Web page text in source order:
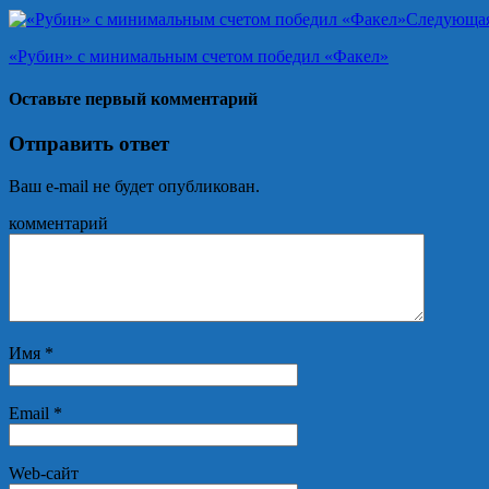
«Рубин» с минимальным счетом победил «Факел»
Оставьте первый комментарий
Отправить ответ
Ваш e-mail не будет опубликован.
комментарий
Имя *
Email *
Web-сайт